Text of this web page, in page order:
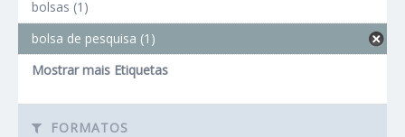
bolsas (1)
bolsa de pesquisa (1)
Mostrar mais Etiquetas
FORMATOS